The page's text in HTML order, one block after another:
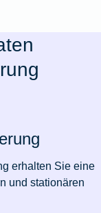
erhalten Sie eine
und stationären